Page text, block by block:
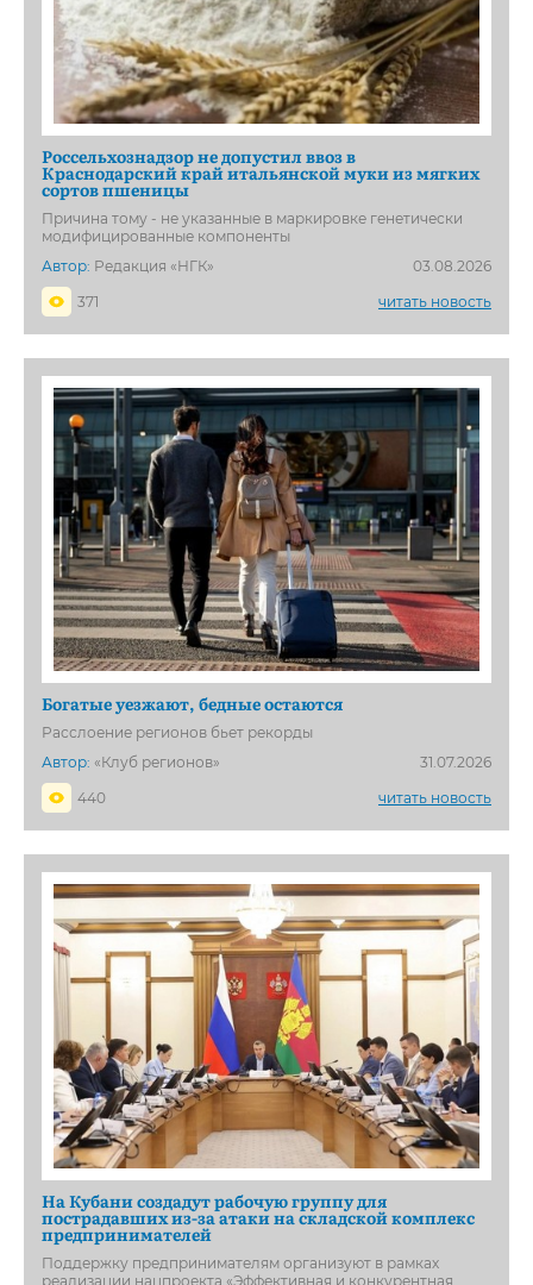
Россельхознадзор не допустил ввоз в
Краснодарский край итальянской муки из мягких
сортов пшеницы
Причина тому - не указанные в маркировке генетически
модифицированные компоненты
Автор: Редакция «НГК»
03.08.2026
371
читать новость
Богатые уезжают, бедные остаются
Расслоение регионов бьет рекорды
Автор: «Клуб регионов»
31.07.2026
440
читать новость
На Кубани создадут рабочую группу для
пострадавших из-за атаки на складской комплекс
предпринимателей
Поддержку предпринимателям организуют в рамках
реализации нацпроекта «Эффективная и конкурентная